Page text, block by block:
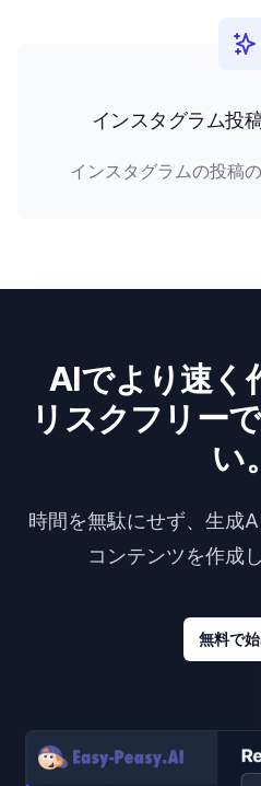
インスタグラム投
インスタグラムの投稿
AIでより速く
リスクフリー
い。
時間を無駄にせず、生成
コンテンツを作成
無料で